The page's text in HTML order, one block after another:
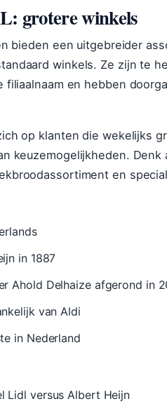
grotere winkels
bieden een uitgebreider
winkels. Ze zijn te
filiaalnaam en hebben
op klanten die wekelijks
keuzemogelijkheden. Denk
en
in 1887
Ahold Delhaize afgerond in
van Aldi
in Nederland
Lidl versus Albert Heijn